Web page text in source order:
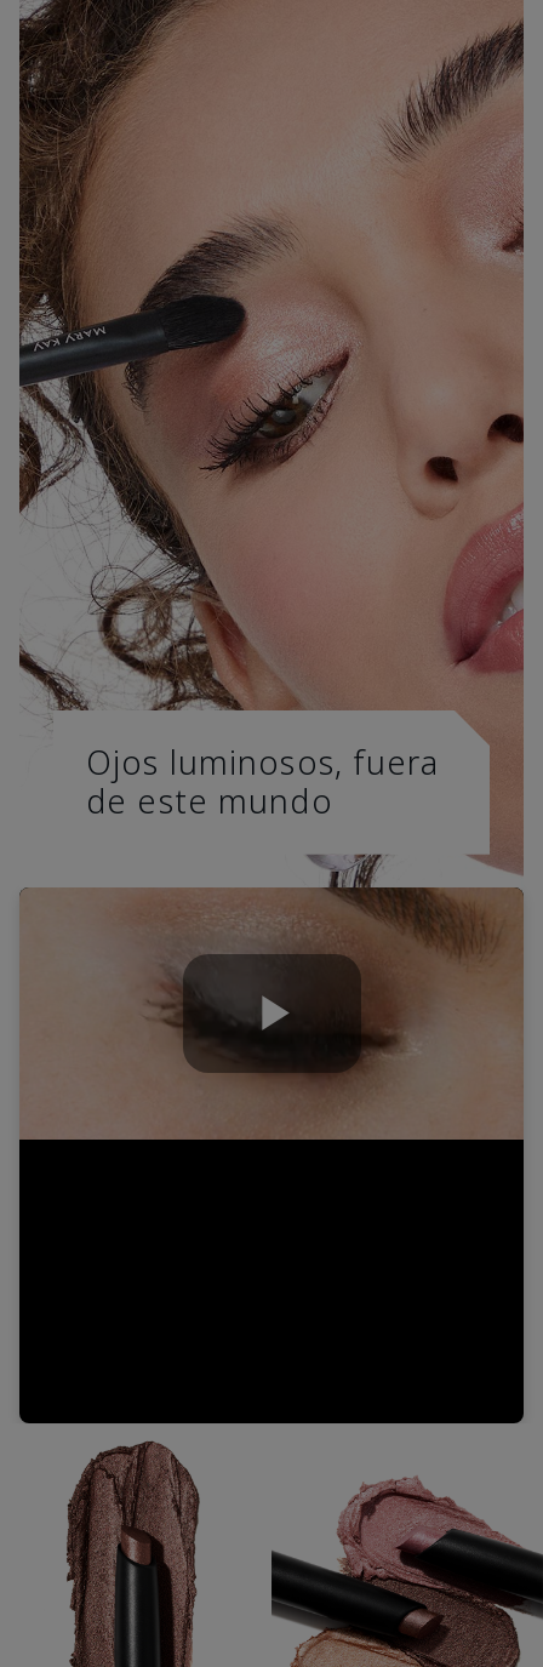
Ojos luminosos, fuera
de este mundo
Play